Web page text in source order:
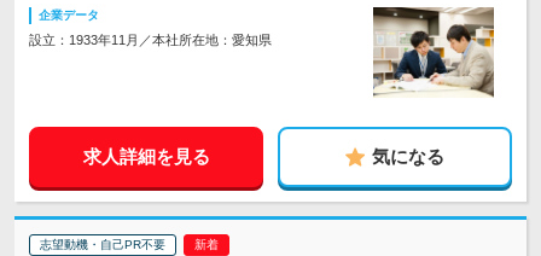
企業データ
設立：1933年11月／本社所在地：愛知県
求人詳細を見る 気になる
志望動機・自己PR不要